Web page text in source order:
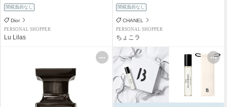
関税負担なし
Dior
PERSONAL SHOPPER
Lu Lilas
関税負担なし
CHANEL
PERSONAL SHOPPER
ちょこラ